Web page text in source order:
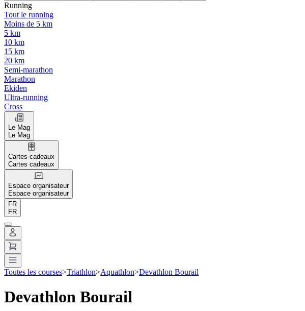
Running
Tout le running
Moins de 5 km
5 km
10 km
15 km
20 km
Semi-marathon
Marathon
Ekiden
Ultra-running
Cross
Le Mag
Le Mag
Cartes cadeaux
Cartes cadeaux
Espace organisateur
Espace organisateur
FR
FR
Toutes les courses>Triathlon>Aquathlon>Devathlon Bourail
Devathlon Bourail